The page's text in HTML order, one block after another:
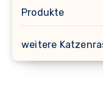
Produkte
weitere